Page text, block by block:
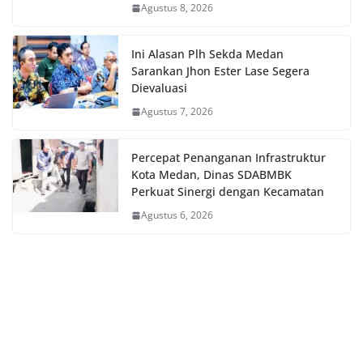
Agustus 8, 2026
Ini Alasan Plh Sekda Medan
Sarankan Jhon Ester Lase Segera
Dievaluasi
Agustus 7, 2026
Percepat Penanganan Infrastruktur
Kota Medan, Dinas SDABMBK
Perkuat Sinergi dengan Kecamatan
Agustus 6, 2026